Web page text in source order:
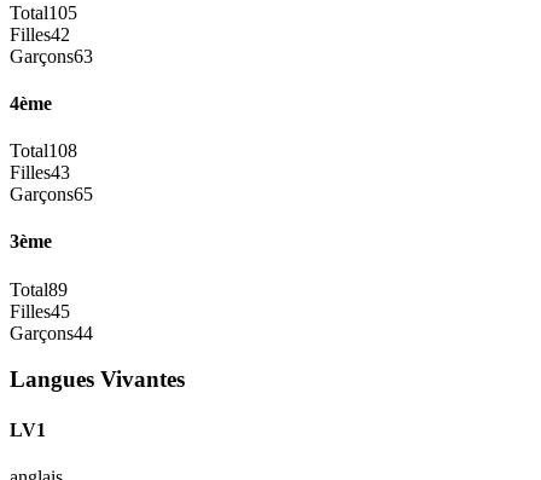
Total105
Filles42
Garçons63
4ème
Total108
Filles43
Garçons65
3ème
Total89
Filles45
Garçons44
Langues Vivantes
LV1